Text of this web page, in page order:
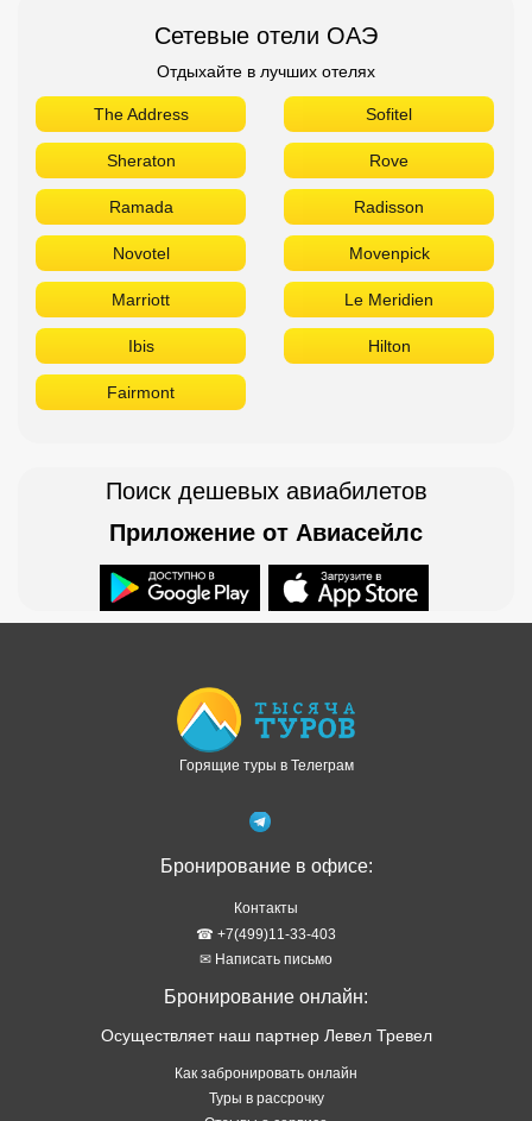
Сетевые отели ОАЭ
Отдыхайте в лучших отелях
The Address Sofitel
Sheraton Rove
Ramada Radisson
Novotel Movenpick
Marriott Le Meridien
Ibis Hilton
Fairmont
Поиск дешевых авиабилетов
Приложение от Авиасейлс
Горящие туры в Телеграм
Бронирование в офисе:
Контакты
☎ +7(499)11-33-403
✉ Написать письмо
Бронирование онлайн:
Осуществляет наш партнер Левел Тревел
Как забронировать онлайн
Туры в рассрочку